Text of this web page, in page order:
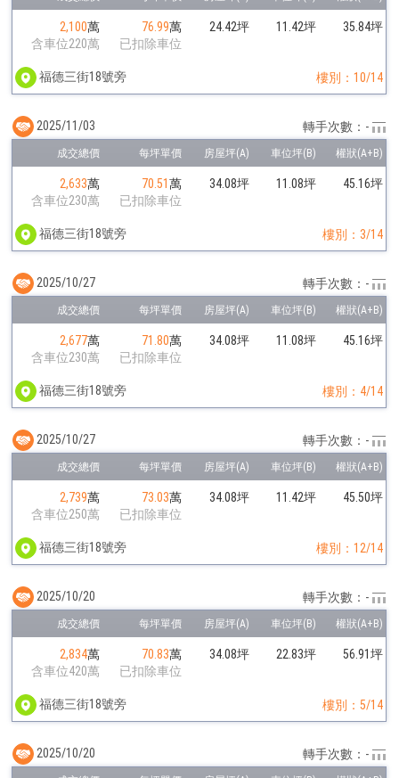
2,100萬
含車位220萬
76.99萬
已扣除車位
24.42坪 11.42坪 35.84坪
福德三街18號旁 樓別：10/14
2,633萬
含車位230萬
70.51萬
已扣除車位
34.08坪 11.08坪 45.16坪
福德三街18號旁 樓別：3/14
2025/11/03 轉手次數：-
2,677萬
含車位230萬
71.80萬
已扣除車位
34.08坪 11.08坪 45.16坪
福德三街18號旁 樓別：4/14
2025/10/27 轉手次數：-
2,739萬
含車位250萬
73.03萬
已扣除車位
34.08坪 11.42坪 45.50坪
福德三街18號旁 樓別：12/14
2025/10/27 轉手次數：-
2,834萬
含車位420萬
70.83萬
已扣除車位
34.08坪 22.83坪 56.91坪
福德三街18號旁 樓別：5/14
2025/10/20 轉手次數：-
2025/10/20 轉手次數：-